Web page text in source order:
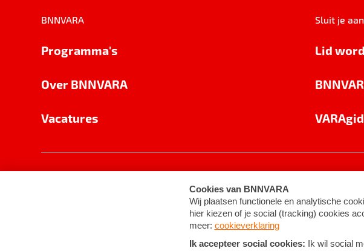
BNNVARA
Programma's
Over BNNVARA
Vacatures
Sluit je aan
Lid
Cookie-instellingen Algemene voorwaarden ©